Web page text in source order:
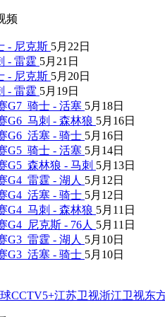
频
- 尼克斯 5月22日
- 雷霆 5月21日
- 尼克斯 5月20日
- 雷霆 5月19日
G7 骑士 - 活塞 5月18日
G6 马刺 - 森林狼 5月16日
G6 活塞 - 骑士 5月16日
G5 骑士 - 活塞 5月14日
G5 森林狼 - 马刺 5月13日
G4 雷霆 - 湖人 5月12日
G4 活塞 - 骑士 5月12日
G4 马刺 - 森林狼 5月11日
G4 尼克斯 - 76人 5月11日
G3 雷霆 - 湖人 5月10日
G3 活塞 - 骑士 5月10日
CCTV5+江苏卫视浙江卫视东